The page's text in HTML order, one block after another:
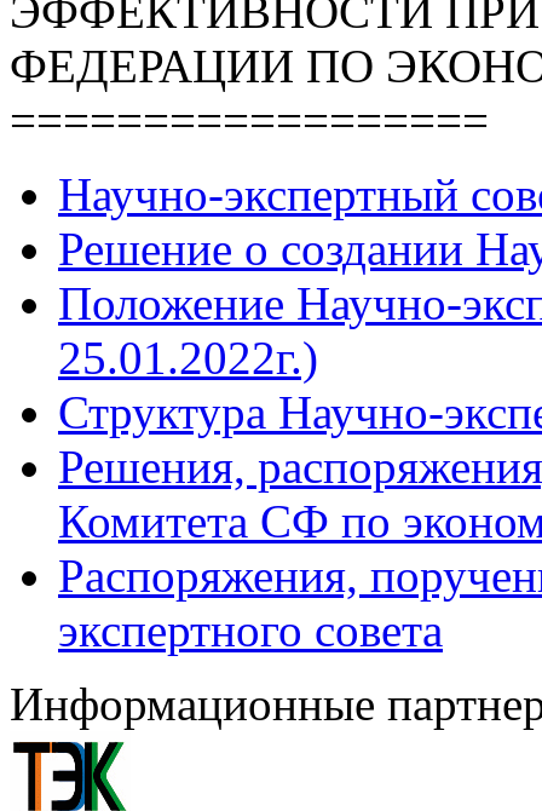
ЭФФЕКТИВНОСТИ
ФЕДЕРАЦИИ ПО
==================
Научно-экспертный
Решение о создании
Положение Научно-
25.01.2022г.)
Структура Научно-
Решения,
Комитета СФ по
Распоряжения,
экспертного совета
Информационные